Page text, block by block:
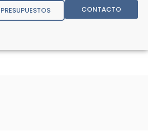
PRESUPUESTOS CONTACTO